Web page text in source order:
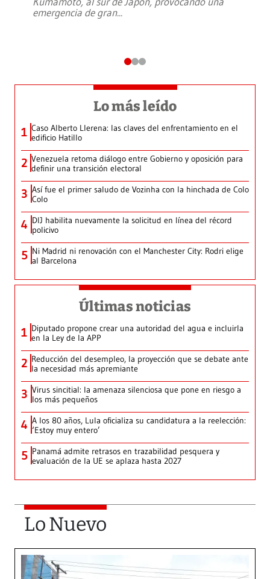
emergencia de gran...
Lo más leído
1 Caso Alberto Llerena: las claves del enfrentamiento en el
edificio Hatillo
2 Venezuela retoma diálogo entre Gobierno y oposición para
definir una transición electoral
3 Así fue el primer saludo de Vozinha con la hinchada de Colo
Colo
4 DIJ habilita nuevamente la solicitud en línea del récord
policivo
5 Ni Madrid ni renovación con el Manchester City: Rodri elige
al Barcelona
Últimas noticias
1 Diputado propone crear una autoridad del agua e incluirla
en la Ley de la APP
2 Reducción del desempleo, la proyección que se debate ante
la necesidad más apremiante
3 Virus sincitial: la amenaza silenciosa que pone en riesgo a
los más pequeños
4 A los 80 años, Lula oficializa su candidatura a la reelección:
‘Estoy muy entero’
5 Panamá admite retrasos en trazabilidad pesquera y
evaluación de la UE se aplaza hasta 2027
Lo Nuevo